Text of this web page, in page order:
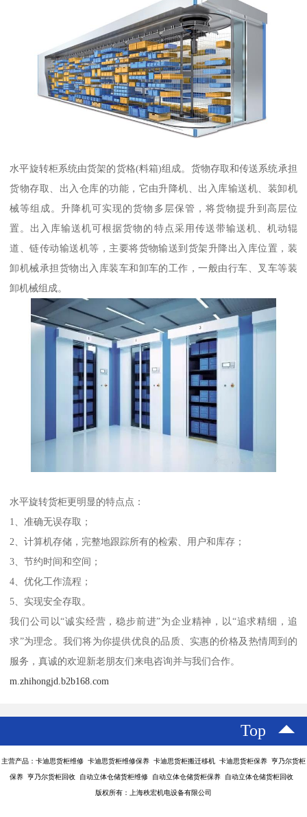
水平旋转柜系统由货架的货格(料箱)组成。货物存取和传送系统承担
货物存取、出入仓库的功能，它由升降机、出入库输送机、装卸机
械等组成。升降机可实现的货物多层保管，将货物提升到高层位
置。出入库输送机可根据货物的特点采用传送带输送机、机动辊
道、链传动输送机等，主要将货物输送到货架升降出入库位置，装
卸机械承担货物出入库装车和卸车的工作，一般由行车、叉车等装
卸机械组成。
水平旋转货柜更明显的特点点：
1、准确无误存取；
2、计算机存储，完整地跟踪所有的检索、用户和库存；
3、节约时间和空间；
4、优化工作流程；
5、实现安全存取。
我们公司以“诚实经营，稳步前进”为企业精神，以“追求精细，追
求”为理念。我们将为你提供优良的品质、实惠的价格及热情周到的
服务，真诚的欢迎新老朋友们来电咨询并与我们合作。
m.zhihongjd.b2b168.com
Top
主营产品：卡迪思货柜维修 卡迪思货柜维修保养 卡迪思货柜搬迁移机 卡迪思货柜保养 亨乃尔货柜
保养 亨乃尔货柜回收 自动立体仓储货柜维修 自动立体仓储货柜保养 自动立体仓储货柜回收
版权所有：上海秩宏机电设备有限公司